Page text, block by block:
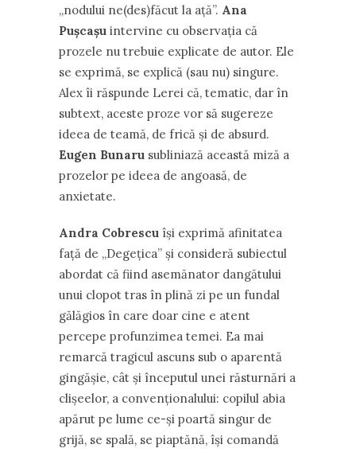
,,nodului ne(des)făcut la aţă”. Ana
Puşcaşu intervine cu observaţia că
prozele nu trebuie explicate de autor. Ele
se exprimă, se explică (sau nu) singure.
Alex îi răspunde Lerei că, tematic, dar în
subtext, aceste proze vor să sugereze
ideea de teamă, de frică şi de absurd.
Eugen Bunaru subliniază această miză a
prozelor pe ideea de angoasă, de
anxietate.
Andra Cobrescu îşi exprimă afinitatea
faţă de ,,Degeţica” şi consideră subiectul
abordat că fiind asemănator dangătului
unui clopot tras în plină zi pe un fundal
gălăgios în care doar cine e atent
percepe profunzimea temei. Ea mai
remarcă tragicul ascuns sub o aparentă
gingăşie, cât şi începutul unei răsturnări a
clişeelor, a convenţionalului: copilul abia
apărut pe lume ce-şi poartă singur de
grijă, se spală, se piaptănă, îşi comandă